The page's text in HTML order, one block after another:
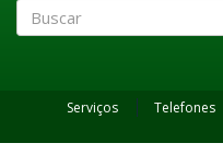
Serviços Telefones